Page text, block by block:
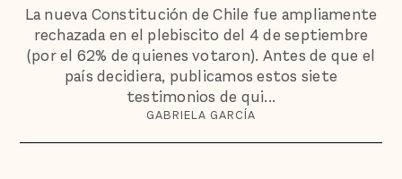
La nueva Constitución de Chile fue ampliamente
rechazada en el plebiscito del 4 de septiembre
(por el 62% de quienes votaron). Antes de que el
país decidiera, publicamos estos siete
testimonios de qui...
GABRIELA GARCÍA